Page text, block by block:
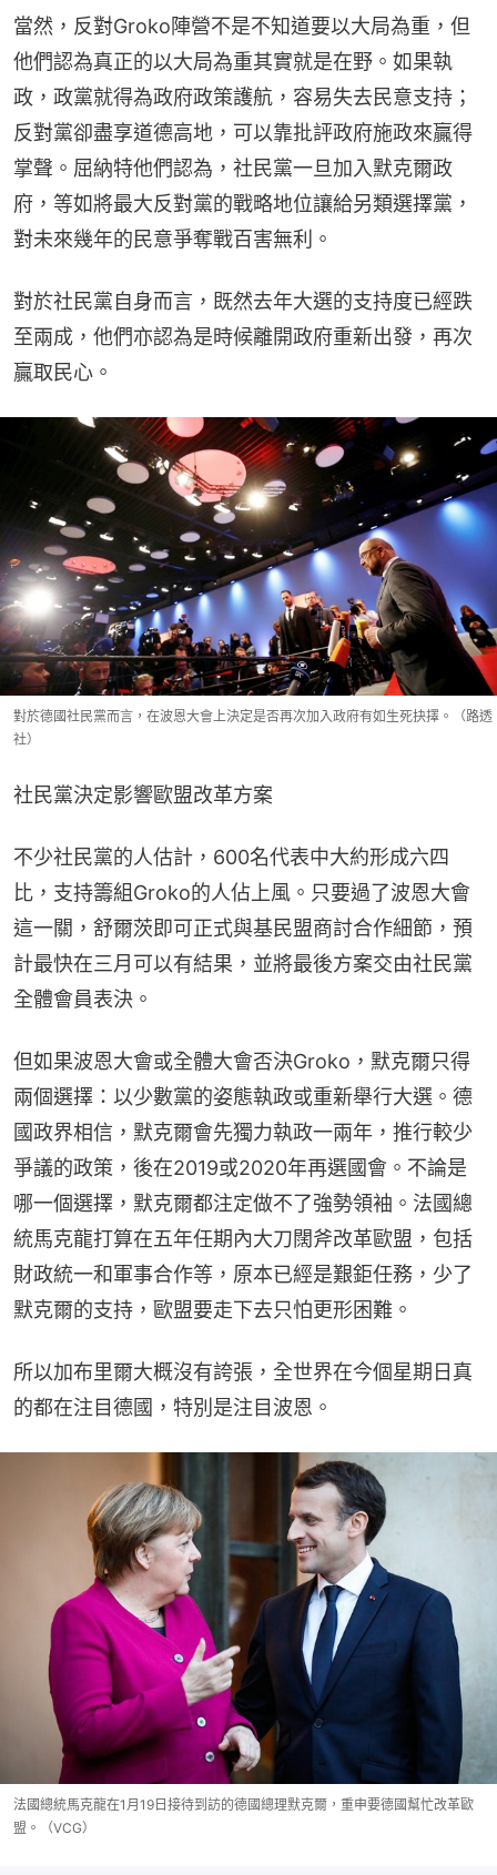
當然，反對Groko陣營不是不知道要以大局為重，但
他們認為真正的以大局為重其實就是在野。如果執
政，政黨就得為政府政策護航，容易失去民意支持；
反對黨卻盡享道德高地，可以靠批評政府施政來贏得
掌聲。屈納特他們認為，社民黨一旦加入默克爾政
府，等如將最大反對黨的戰略地位讓給另類選擇黨，
對未來幾年的民意爭奪戰百害無利。
對於社民黨自身而言，既然去年大選的支持度已經跌
至兩成，他們亦認為是時候離開政府重新出發，再次
贏取民心。
對於德國社民黨而言，在波恩大會上決定是否再次加入政府有如生死抉擇。（路透
社）
社民黨決定影響歐盟改革方案
不少社民黨的人估計，600名代表中大約形成六四
比，支持籌組Groko的人佔上風。只要過了波恩大會
這一關，舒爾茨即可正式與基民盟商討合作細節，預
計最快在三月可以有結果，並將最後方案交由社民黨
全體會員表決。
但如果波恩大會或全體大會否決Groko，默克爾只得
兩個選擇：以少數黨的姿態執政或重新舉行大選。德
國政界相信，默克爾會先獨力執政一兩年，推行較少
爭議的政策，後在2019或2020年再選國會。不論是
哪一個選擇，默克爾都注定做不了強勢領袖。法國總
統馬克龍打算在五年任期內大刀闊斧改革歐盟，包括
財政統一和軍事合作等，原本已經是艱鉅任務，少了
默克爾的支持，歐盟要走下去只怕更形困難。
所以加布里爾大概沒有誇張，全世界在今個星期日真
的都在注目德國，特別是注目波恩。
法國總統馬克龍在1月19日接待到訪的德國總理默克爾，重申要德國幫忙改革歐
盟。（VCG）